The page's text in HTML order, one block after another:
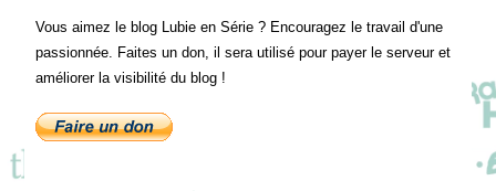
Vous aimez le blog Lubie en Série ? Encouragez le travail d'une
passionnée. Faites un don, il sera utilisé pour payer le serveur et
améliorer la visibilité du blog !